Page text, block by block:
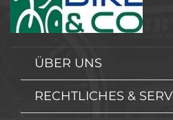
ÜBER UNS
RECHTLICHES &